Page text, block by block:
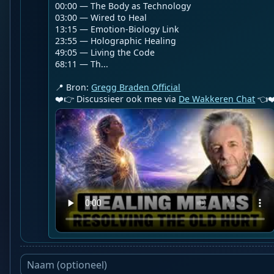
00:00 — The Body as Technology
03:00 — Wired to Heal
13:15 — Emotion-Biology Link
23:55 — Holographic Healing
49:05 — Living the Code
68:11 — Th...
📍 Bron: Gregg Braden Official
❤️👉 Discussieer ook mee via De Wakkeren Chat